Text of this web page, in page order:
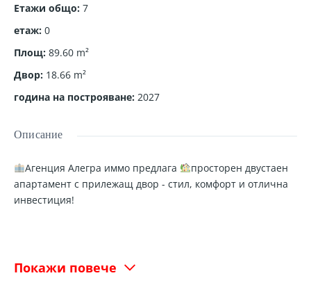
Етажи общо: 7
етаж: 0
Площ: 89.60 m²
Двор: 18.66 m²
година на построяване: 2027
Описание
Агенция Алегра иммо предлага
просторен двустаен
апартамент с прилежащ двор - стил, комфорт и отлична
инвестиция!
Покажи повече